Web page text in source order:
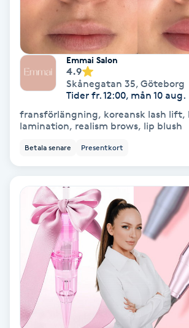
Koppningsmassage
Kosmetisk tatuering
Kostrådgivning
Kroppsinpackning
Käkledsbehandling
Kärlbehandling
Laserbehandling
Lashlift Keratin
godkända produkter av hög kvalitet
behandlare är utbildade och
behandlingar utförs på egen risk, då
Emmai Salon
4.9
Skånegatan 35, Göteborg
Tider fr. 12:00, mån 10 aug.
fransförlängning, koreansk lash lift,
lamination, realism brows, lip blush
Betala senare Presentkort